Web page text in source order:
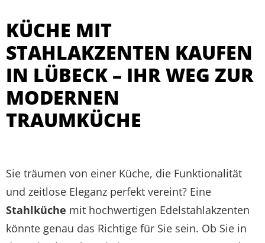
KÜCHE MIT
STAHLAKZENTEN KAUFEN
IN LÜBECK – IHR WEG ZUR
MODERNEN
TRAUMKÜCHE
Sie träumen von einer Küche, die Funktionalität
und zeitlose Eleganz perfekt vereint? Eine
Stahlküche mit hochwertigen Edelstahlakzenten
könnte genau das Richtige für Sie sein. Ob Sie in